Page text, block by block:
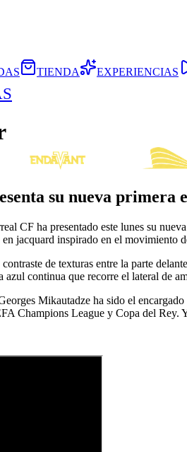
TIENDA EXPERIENCIAS
su nueva primera
CF ha presentado este lunes su
jacquard inspirado en el movimiento
de texturas entre la parte
continua que recorre el lateral de
Mikautadze ha sido el
Champions League y Copa del Rey.